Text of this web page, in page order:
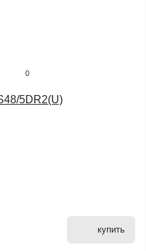
0
5DR2(U)
купить